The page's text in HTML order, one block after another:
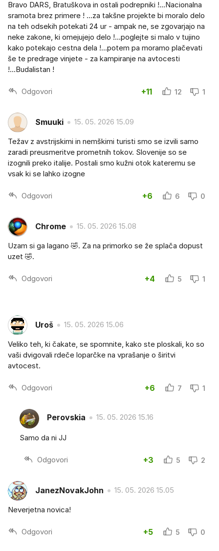
Bravo DARS, Bratuškova in ostali podrepniki !...Nacionalna
sramota brez primere ! ...za takšne projekte bi moralo delo
na teh odsekih potekati 24 ur - ampak ne, se zgovarjajo na
neke zakone, ki omejujejo delo !...poglejte si malo v tujino
kako potekajo cestna dela !...potem pa moramo plačevati
še te predrage vinjete - za kampiranje na avtocesti
!...Budalistan !
Odgovori +11 12 1
Smuuki 15. 05. 2026 15.09
Težav z avstrijskimi in nemškimi turisti smo se izvili samo
zaradi preusmeritve prometnih tokov. Slovenije so se
izognili preko italije. Postali smo kužni otok kateremu se
vsak ki se lahko izogne
Odgovori +6 6 0
Chrome 15. 05. 2026 15.08
Uzam si ga lagano 🤣. Za na primorko se že splača dopust
uzet 🤣.
Odgovori +4 5 1
Uroš 15. 05. 2026 15.06
Veliko teh, ki čakate, se spomnite, kako ste ploskali, ko so
vaši dvigovali rdeče loparčke na vprašanje o širitvi
avtocest.
Odgovori +6 7 1
Perovskia 15. 05. 2026 15.16
Samo da ni JJ
Odgovori +3 5 2
JanezNovakJohn 15. 05. 2026 15.05
Neverjetna novica!
Odgovori +5 5 0